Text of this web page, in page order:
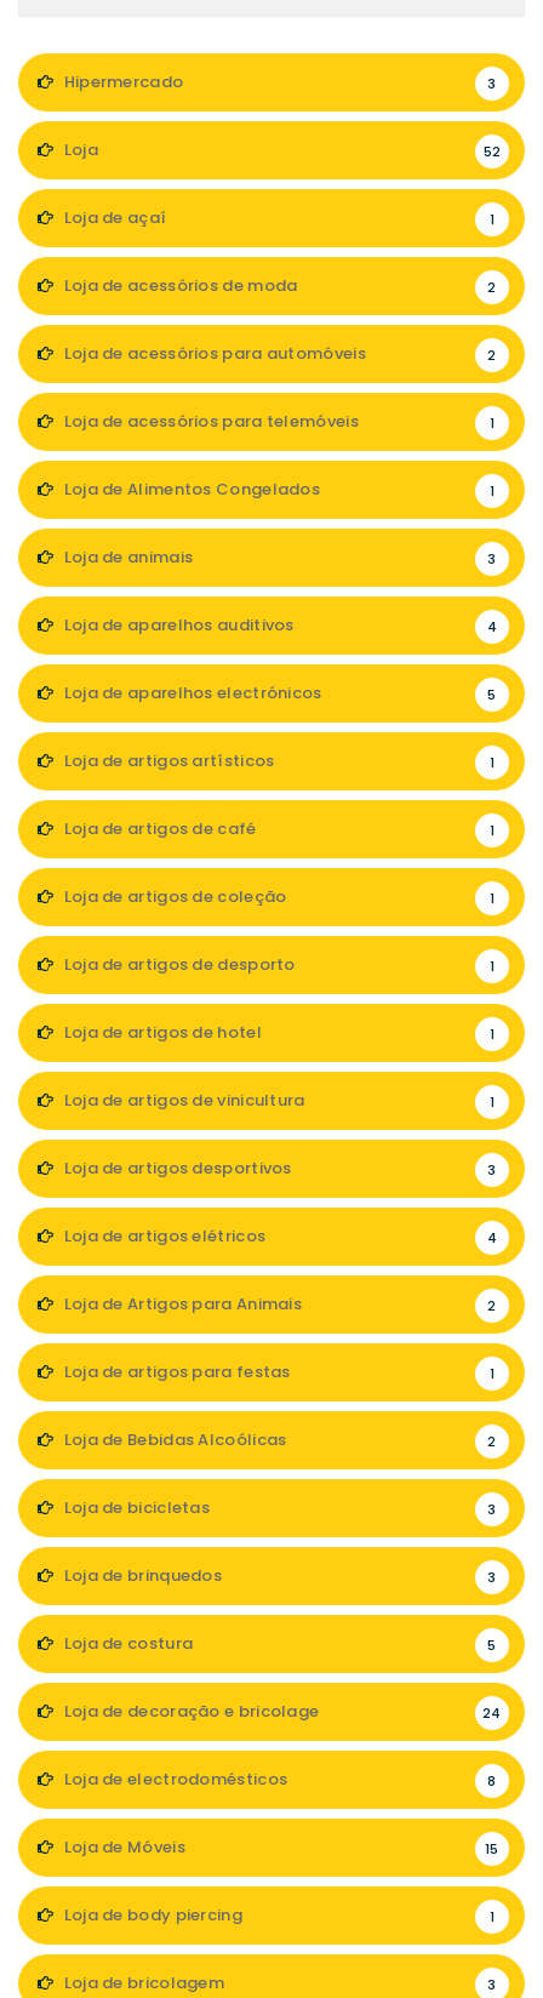
Hipermercado 3
Loja 52
Loja de açaí 1
Loja de acessórios de moda 2
Loja de acessórios para automóveis 2
Loja de acessórios para telemóveis 1
Loja de Alimentos Congelados 1
Loja de animais 3
Loja de aparelhos auditivos 4
Loja de aparelhos electrónicos 5
Loja de artigos artísticos 1
Loja de artigos de café 1
Loja de artigos de coleção 1
Loja de artigos de desporto 1
Loja de artigos de hotel 1
Loja de artigos de vinicultura 1
Loja de artigos desportivos 3
Loja de artigos elétricos 4
Loja de Artigos para Animais 2
Loja de artigos para festas 1
Loja de Bebidas Alcoólicas 2
Loja de bicicletas 3
Loja de brinquedos 3
Loja de costura 5
Loja de decoração e bricolage 24
Loja de electrodomésticos 8
Loja de Móveis 15
Loja de body piercing 1
Loja de bricolagem 3